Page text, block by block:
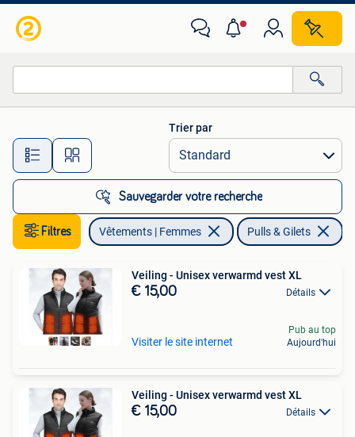
Toutes les distances…
Trier par
Sauvegarder votre recherche
Filtres Vêtements | Femmes Pulls & Gilets
Veiling - Unisex verwarmd vest XL
€ 15,00 Détails
Visiter le site internet
Pub au top
Aujourd'hui
Veiling - Unisex verwarmd vest XL
€ 15,00 Détails